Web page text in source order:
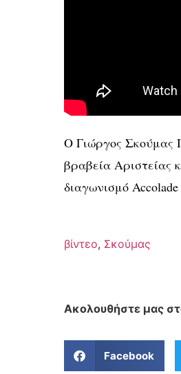
Ο Γιώργος Σκούμας
βραβεία Αριστείας
διαγωνισμό
βίντεο, Σκούμας
Ακολουθήστε μας
Facebook